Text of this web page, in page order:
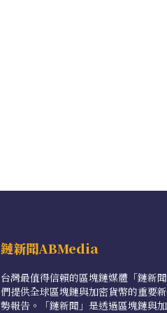
鏈新聞ABMedia
台灣最值得信賴的區塊鏈媒體「鏈新
們提供全球區塊鏈與加密貨幣的重要
勢報告。「鏈新聞」是透過區塊鏈與